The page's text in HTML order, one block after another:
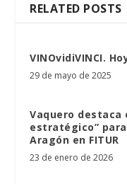
RELATED POSTS
VINOvidiVINCI.
29 de mayo de 2025
Vaquero destaca
estratégico”
Aragón en FITUR
23 de enero de 2026